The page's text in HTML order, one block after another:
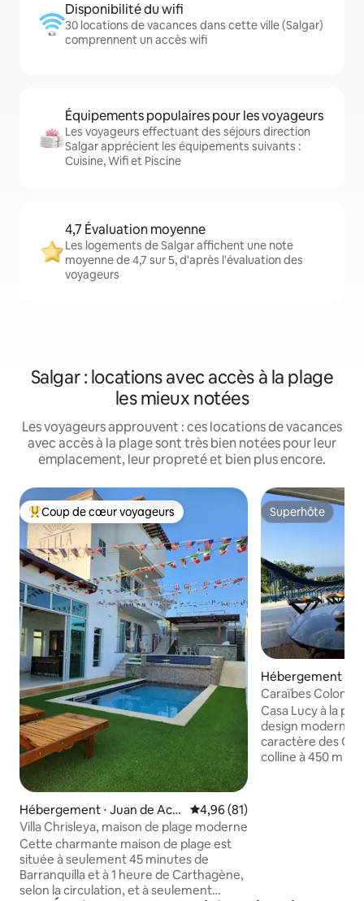
Disponibilité du wifi
30 locations de vacances dans cette ville (Salgar)
comprennent un accès wifi
Équipements populaires pour les voyageurs
Les voyageurs effectuant des séjours direction
Salgar apprécient les équipements suivants :
Cuisine, Wifi et Piscine
4,7 Évaluation moyenne
Les logements de Salgar affichent une note
moyenne de 4,7 sur 5, d'après l'évaluation des
voyageurs
Salgar : locations avec accès à la plage
les mieux notées
Les voyageurs approuvent : ces locations de vacances
avec accès à la plage sont très bien notées pour leur
emplacement, leur propreté et bien plus encore.
Coups de cœur voyageurs les plus appréciés
Coup de cœur voyageurs
Hébergement ⋅ Juan de Aco
sta
Évaluation moyenne sur la
4,96 (81)
Villa Chrisleya, maison de plage moderne
Cette charmante maison de plage est
située à seulement 45 minutes de
Barranquilla et à 1 heure de Carthagène,
selon la circulation, et à seulement
Superhôte
Superhôte
Hébergement ⋅
Caraïbes
mer
Casa Lucy à la
design moderne
caractère des
colline à 450 m